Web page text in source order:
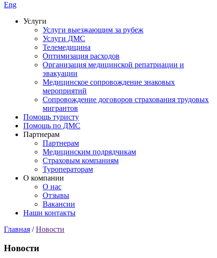
Eng
Услуги
Услуги выезжающим за рубеж
Услуги ДМС
Телемедицина
Оптимизация расходов
Организация медицинской репатриации и
эвакуации
Медицинское сопровождение знаковых
мероприятий
Сопровождение договоров страхования трудовых
мигрантов
Помощь туристу
Помощь по ДМС
Партнерам
Партнерам
Медицинским подрядчикам
Страховым компаниям
Туроператорам
О компании
О нас
Отзывы
Вакансии
Наши контакты
Главная /Новости
Новости